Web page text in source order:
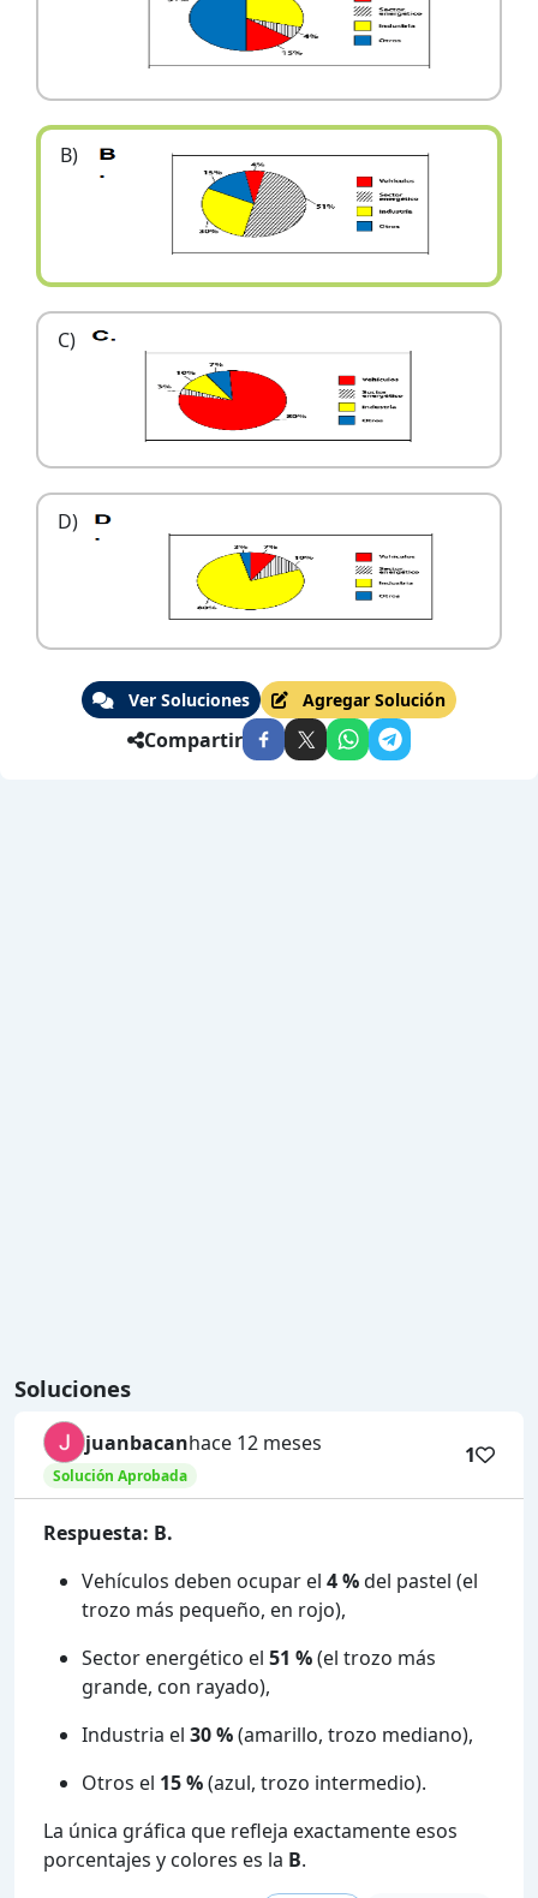
B)
C)
D)
Ver Soluciones Agregar Solución
Compartir
Soluciones
juanbacanhace 12 meses
Solución Aprobada
1
Respuesta: B.
Vehículos deben ocupar el 4 %del pastel (el
trozo más pequeño, en rojo),
Sector energético el 51 %(el trozo más
grande, con rayado),
Industria el 30 %(amarillo, trozo mediano),
Otros el 15 %(azul, trozo intermedio).
La única gráfica que refleja exactamente esos
porcentajes y colores es la B.